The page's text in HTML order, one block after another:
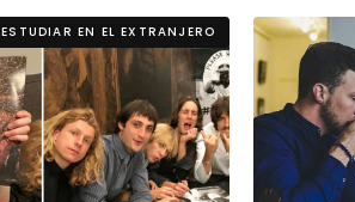
ESTUDIAR EN EL EXTRANJERO